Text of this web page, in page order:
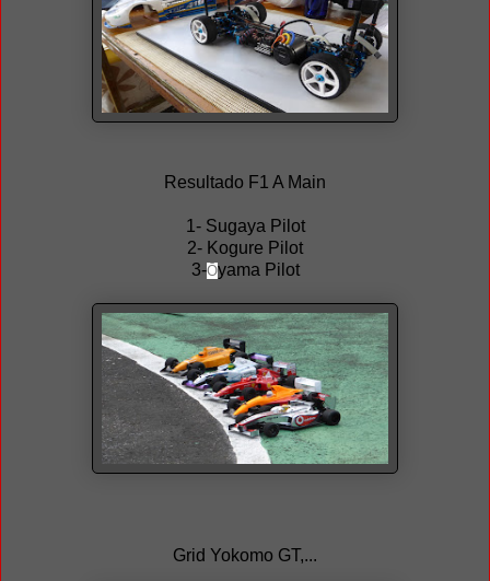
Resultado F1 A Main
1- Sugaya Pilot
2- Kogure Pilot
3-Ōyama Pilot
Grid Yokomo GT,...